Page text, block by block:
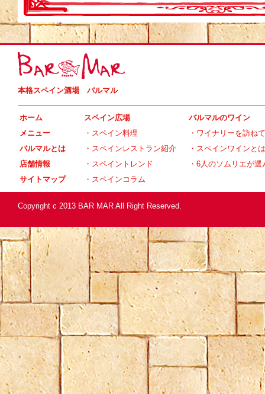
本格スペイン酒場 バルマル
ホーム
メニュー
バルマルとは
店舗情報
サイトマップ
スペイン広場
・ スペイン料理
・ スペインレストラン紹介
・ スペイントレンド
・ スペインコラム
バルマルのワイン
・ ワイナリーを訪ねて
・ スペインワインとは
・ 6人のソムリエが選
Copyright c 2013 BAR MAR All Right Reserved.